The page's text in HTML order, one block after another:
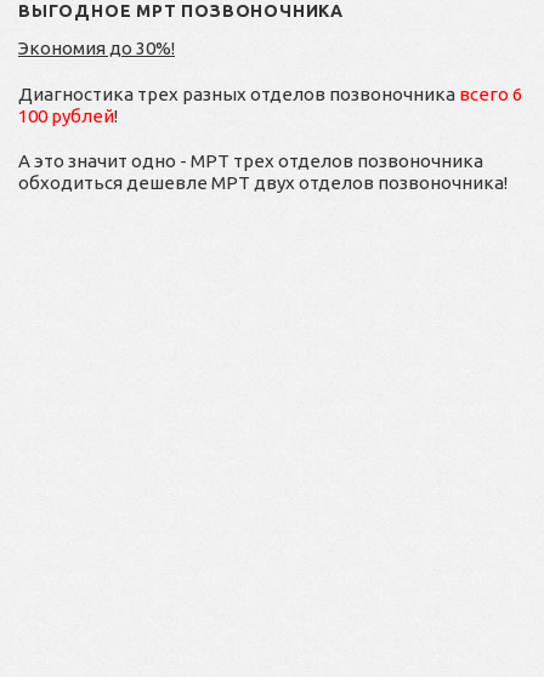
ВЫГОДНОЕ МРТ ПОЗВОНОЧНИКА
Экономия до 30%!
Диагностика трех разных отделов позвоночника всего 6
100 рублей!
А это значит одно - МРТ трех отделов позвоночника
обходиться дешевле МРТ двух отделов позвоночника!